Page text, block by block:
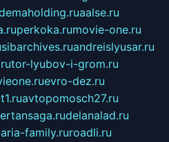
aalse.ru
perkoka.rumovie-one.ru
sibarchives.ruandreislyusar.ru
tor-lyubov-i-grom.ru
evro-dez.ru
avtopomosch27.ru
delanalad.ru
aria-family.ruroadli.ru